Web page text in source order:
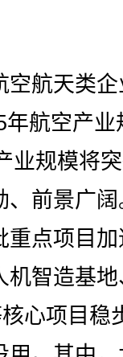
航天类企
航空产业
业规模将
、前景广
重点项目
机智造基
心项目稳